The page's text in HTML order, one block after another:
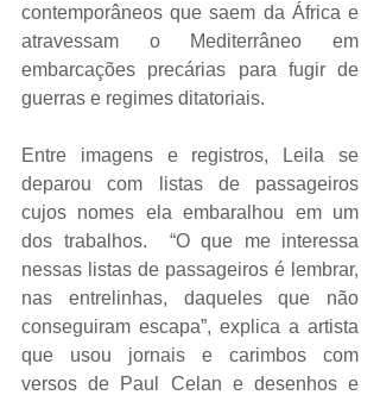
contemporâneos que saem da África e
atravessam o Mediterrâneo em
embarcações precárias para fugir de
guerras e regimes ditatoriais.
Entre imagens e registros, Leila se
deparou com listas de passageiros
cujos nomes ela embaralhou em um
dos trabalhos.  “O que me interessa
nessas listas de passageiros é lembrar,
nas entrelinhas, daqueles que não
conseguiram escapa”, explica a artista
que usou jornais e carimbos com
versos de Paul Celan e desenhos e